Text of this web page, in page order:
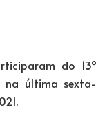
do 13º
na última sexta-